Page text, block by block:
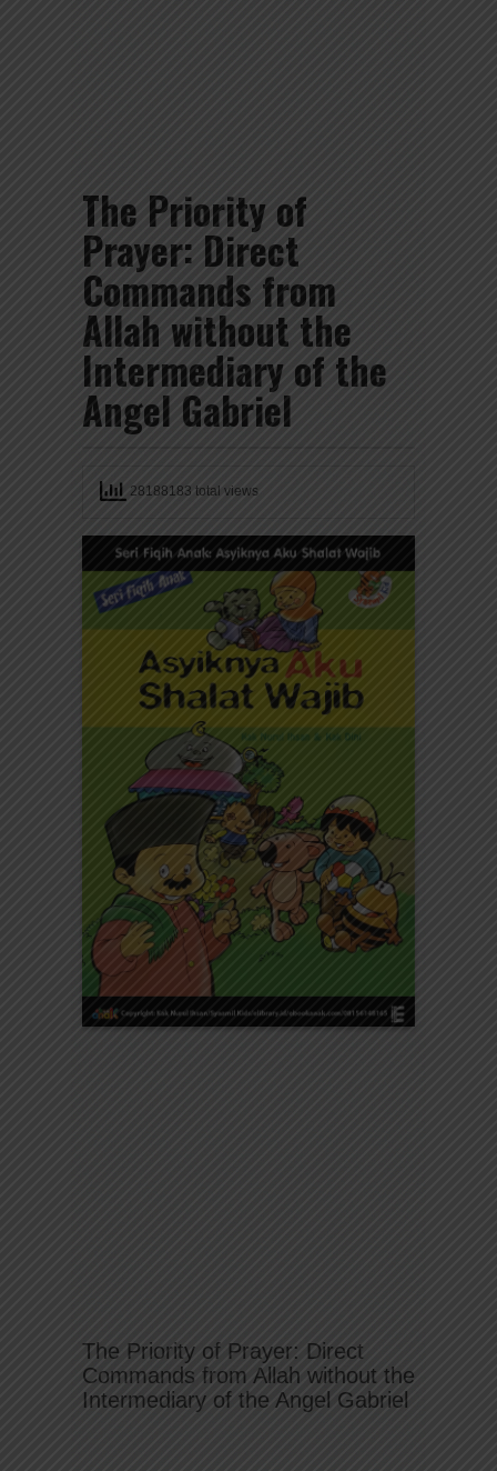
The Priority of
Prayer: Direct
Commands from
Allah without the
Intermediary of the
Angel Gabriel
28188183 total views
The Priority of Prayer: Direct
Commands from Allah without the
Intermediary of the Angel Gabriel